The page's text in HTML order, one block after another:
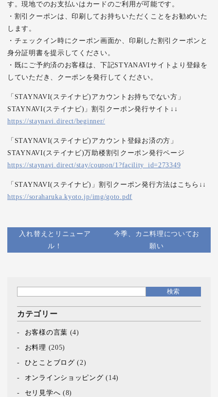
す。現地でのお支払いはカードのご利用が可能です。
・割引クーポンは、印刷してお持ちいただくことをお勧めいた
します。
・チェックイン時にクーポン画面か、印刷した割引クーポンと
身分証明書を提示してください。
・既にご予約済のお客様は、下記STYANAVIサイトより登録を
していただき、クーポンを発行してください。
「STAYNAVI(ステイナビ)アカウントお持ちでない方」
STAYNAVI(ステイナビ)」割引クーポン発行サイト↓↓
https://staynavi.direct/beginner/
「STAYNAVI(ステイナビ)アカウント登録お済の方」
STAYNAVI(ステイナビ)万助楼割引クーポン発行ページ
https://staynavi.direct/stay/coupon/1?facility_id=273349
「STAYNAVI(ステイナビ)」割引クーポン発行方法はこちら↓↓
https://soraharuka.kyoto.jp/img/goto.pdf
入れ替えとリニューア
ル！
今季、カニ料理についてお
願い
カテゴリー
お客様の言葉 (4)
お料理 (205)
ひとことブログ (2)
オンラインショッピング (14)
セリ見学へ (8)